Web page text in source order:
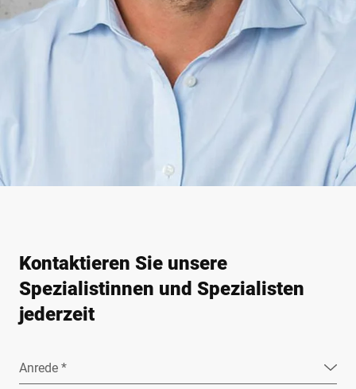
Kontaktieren Sie unsere
Spezialistinnen und Spezialisten
jederzeit
Anrede *